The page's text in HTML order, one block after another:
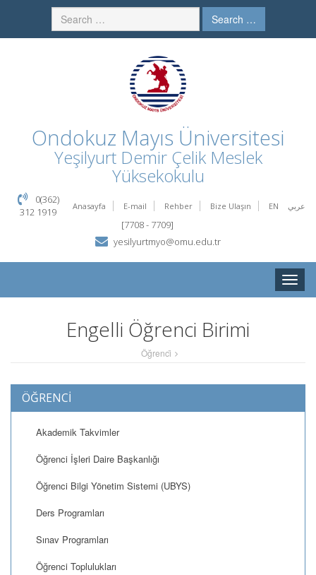
Search …
Ondokuz Mayıs Üniversitesi
Yeşilyurt Demir Çelik Meslek
Yüksekokulu
Anasayfa E-mail Rehber Bize Ulaşın EN عربي
0(362)
312 1919
[7708 - 7709]
yesilyurtmyo@omu.edu.tr
Toggle
Engelli Öğrenci Birimi
Öğrenci̇
ÖĞRENCİ
Akademik Takvimler
Öğrenci İşleri Daire Başkanlığı
Öğrenci Bilgi Yönetim Sistemi (UBYS)
Ders Programları
Sınav Programları
Öğrenci Toplulukları